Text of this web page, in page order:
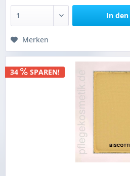
In den
Merken
34 SPAREN!